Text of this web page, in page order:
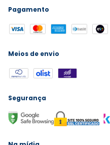
Pagamento
Meios de envio
Segurança